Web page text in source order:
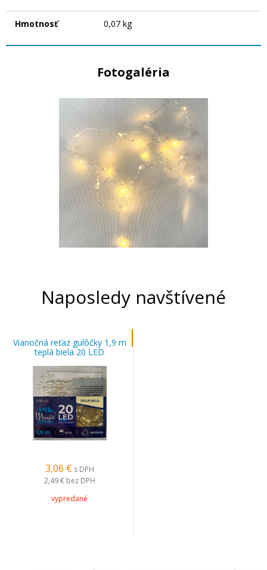
Hmotnosť 0,07 kg
Fotogaléria
Naposledy navštívené
Vianočná reťaz gulôčky 1,9 m
teplá biela 20 LED
3,06 € s DPH
2,49 € bez DPH
vypredané